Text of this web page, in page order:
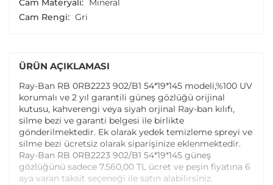
ÜRÜN AÇIKLAMASI
Ray-Ban RB 0RB2223 902/B1 54*19*145 modeli,%100 UV
korumalı ve 2 yıl garantili güneş gözlüğü orijinal
kutusu, kahverengi veya siyah orjinal Ray-ban kılıfı,
silme bezi ve garanti belgesi ile birlikte
gönderilmektedir. Ek olarak yedek temizleme spreyi ve
silme bezi ücretsiz olarak siparişinize eklenmektedir.
Ray-Ban RB 0RB2223 902/B1 54*19*145 güneş
gözlüğünü sadece 7.560,00 TL ücret ve peşin fiyatına 6
aya varan taksit seçeneği ile satın alabilirsiniz.
Cam Materyali: Mineral
Cam Rengi: Gri